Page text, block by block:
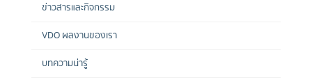
ข่าวสารและกิจกรรม
VDO ผลงานของเรา
บทความน่ารู้